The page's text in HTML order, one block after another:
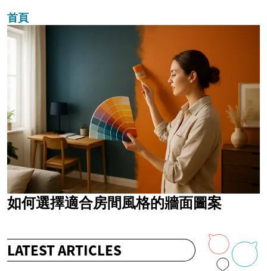
首頁
如何選擇適合房間風格的牆面圖案
LATEST ARTICLES